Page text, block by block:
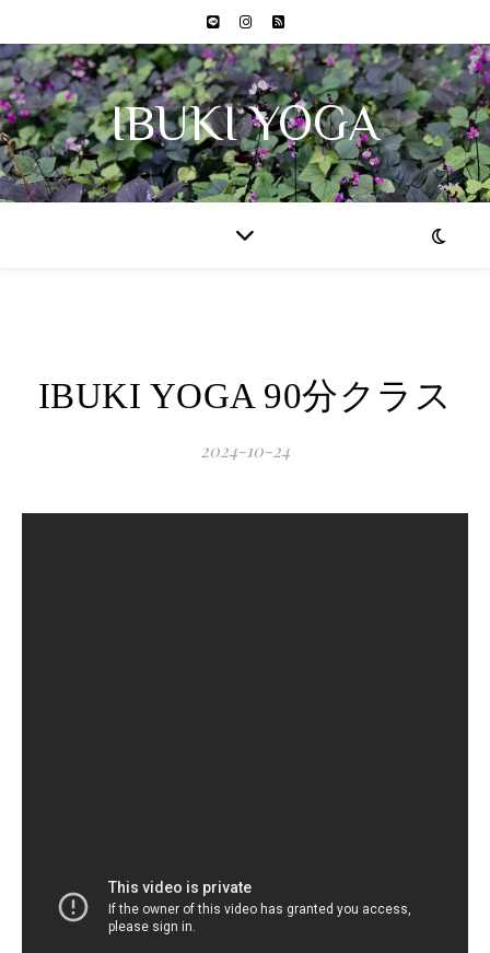
IBUKI YOGA
IBUKI YOGA 90分クラス
2024-10-24